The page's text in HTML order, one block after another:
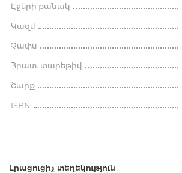
Էջերի քանակ
Կազմ
Չափս
Հրատ. տարեթիվ
Շարք
ISBN
Լրացուցիչ տեղեկություն